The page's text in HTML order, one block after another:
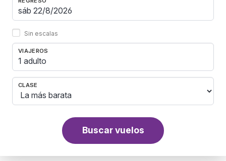
Sin escalas
VIAJEROS
1 adulto
CLASE
Buscar vuelos